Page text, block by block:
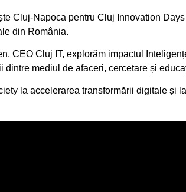
Cluj-Napoca pentru Cluj Innovation
din România.
CEO Cluj IT, explorăm impactul
mediul de afaceri, cercetare și
la accelerarea transformării digitale și